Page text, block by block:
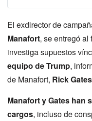
El exdirector de
Manafort, se entregó
investiga supuestos
equipo de Trump,
de Manafort, Rick Gates
Manafort y Gates han
cargos, incluso de